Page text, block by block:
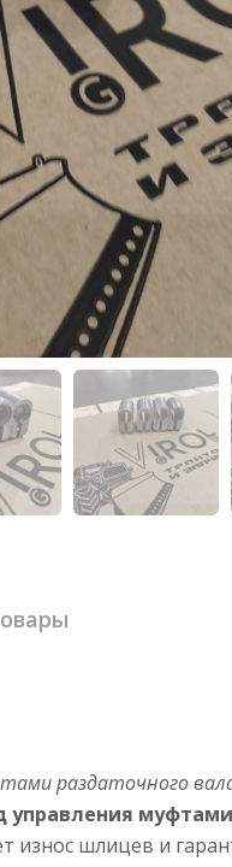
раздаточного
управления
шлицев и